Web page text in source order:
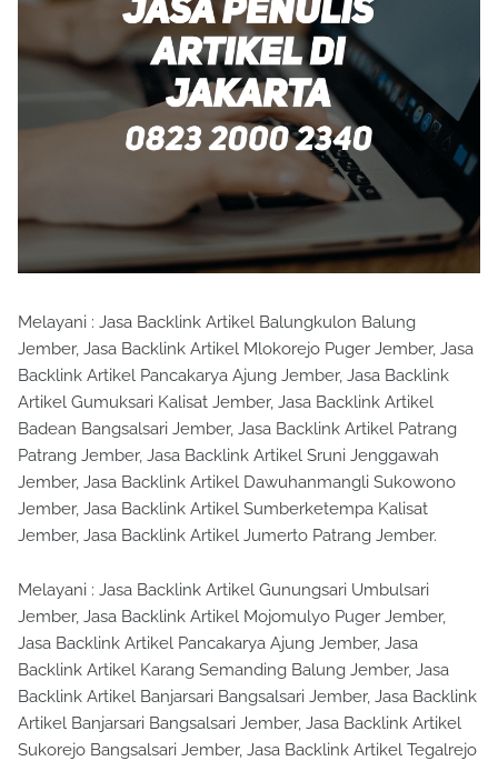
Melayani : Jasa Backlink Artikel Balungkulon Balung
Jember, Jasa Backlink Artikel Mlokorejo Puger Jember, Jasa
Backlink Artikel Pancakarya Ajung Jember, Jasa Backlink
Artikel Gumuksari Kalisat Jember, Jasa Backlink Artikel
Badean Bangsalsari Jember, Jasa Backlink Artikel Patrang
Patrang Jember, Jasa Backlink Artikel Sruni Jenggawah
Jember, Jasa Backlink Artikel Dawuhanmangli Sukowono
Jember, Jasa Backlink Artikel Sumberketempa Kalisat
Jember, Jasa Backlink Artikel Jumerto Patrang Jember.
Melayani : Jasa Backlink Artikel Gunungsari Umbulsari
Jember, Jasa Backlink Artikel Mojomulyo Puger Jember,
Jasa Backlink Artikel Pancakarya Ajung Jember, Jasa
Backlink Artikel Karang Semanding Balung Jember, Jasa
Backlink Artikel Banjarsari Bangsalsari Jember, Jasa Backlink
Artikel Banjarsari Bangsalsari Jember, Jasa Backlink Artikel
Sukorejo Bangsalsari Jember, Jasa Backlink Artikel Tegalrejo